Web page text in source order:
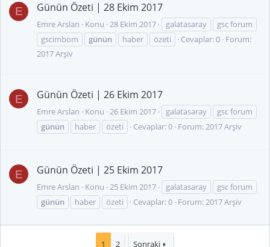
E Günün Özeti | 28 Ekim 2017
Emre Arslan Konu 28 Ekim 2017 galatasaray
gsc forum
gscimbom
günün haber özeti Cevaplar: 0 Forum:
2017 Arşiv
E Günün Özeti | 26 Ekim 2017
Emre Arslan Konu 26 Ekim 2017 galatasaray
gsc forum
günün
haber özeti Cevaplar: 0 Forum:2017 Arşiv
E Günün Özeti | 25 Ekim 2017
Emre Arslan Konu 25 Ekim 2017 galatasaray
gsc forum
günün
haber özeti Cevaplar: 0 Forum:2017 Arşiv
1 2 Sonraki